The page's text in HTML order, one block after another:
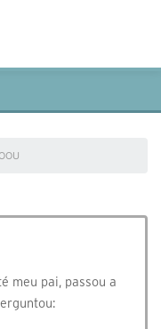
meu pai, passou a